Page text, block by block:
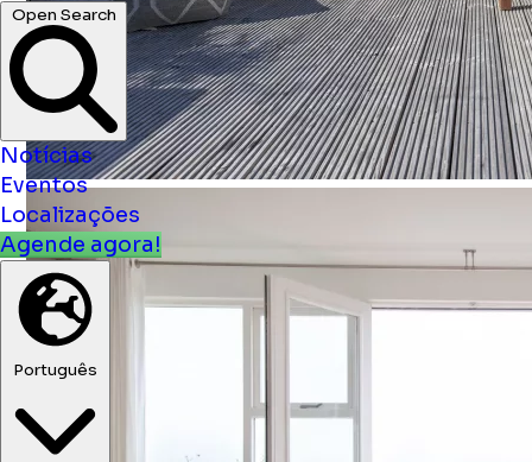
Notícias
Eventos
Localizações
Agende agora!
Português